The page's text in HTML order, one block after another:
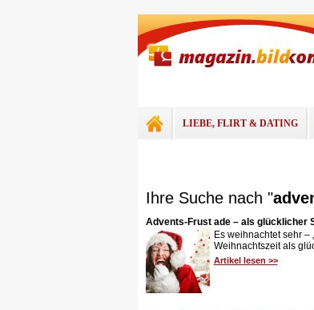
LIEBE, FLIRT & DATING
Ihre Suche nach "
Advents-Frust ade – als glücklicher
Es weihnachtet sehr –
Weihnachtszeit als
Artikel lesen >>